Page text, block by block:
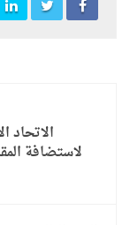
لاستضافة